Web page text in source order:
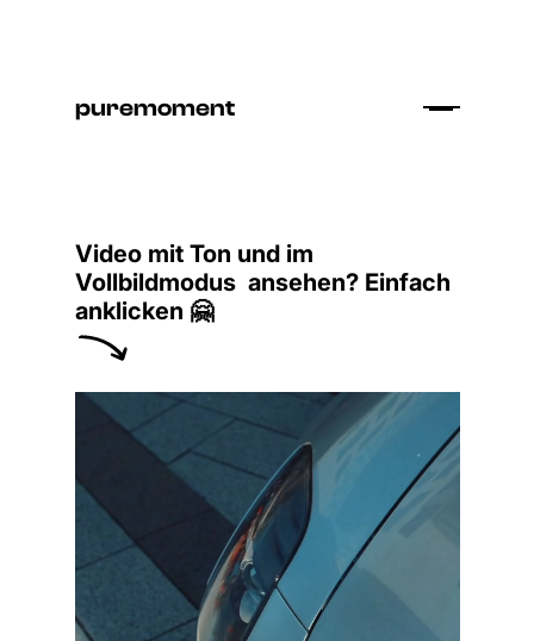
puremoment
Video mit Ton und im
Vollbildmodus ansehen? Einfach
anklicken 🤗